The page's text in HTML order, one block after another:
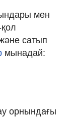
мен
сатып
мынадай:
орнындағы